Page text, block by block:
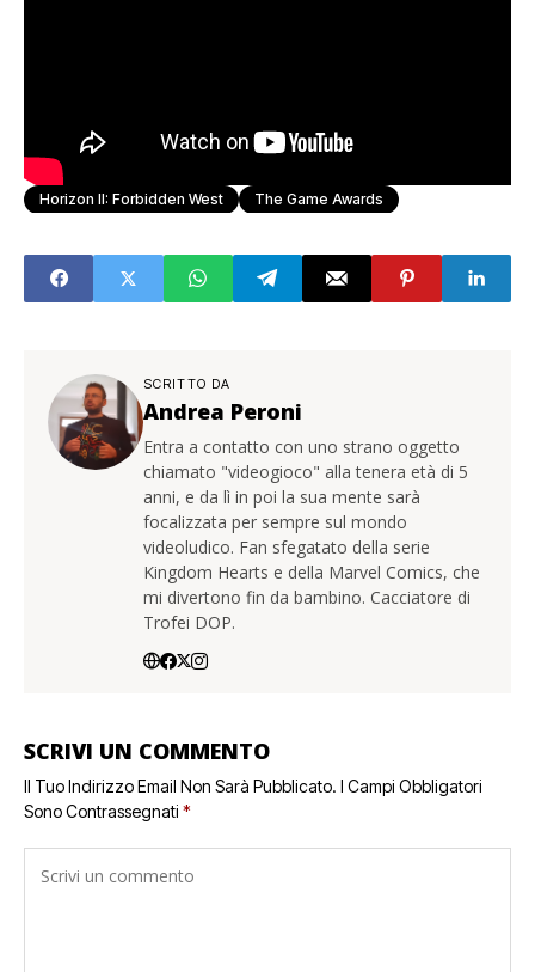
Horizon II: Forbidden West The Game Awards
SCRITTO DA
Andrea Peroni
Entra a contatto con uno strano oggetto
chiamato "videogioco" alla tenera età di 5
anni, e da lì in poi la sua mente sarà
focalizzata per sempre sul mondo
videoludico. Fan sfegatato della serie
Kingdom Hearts e della Marvel Comics, che
mi divertono fin da bambino. Cacciatore di
Trofei DOP.
SCRIVI UN COMMENTO
Il Tuo Indirizzo Email Non Sarà Pubblicato. I Campi Obbligatori
Sono Contrassegnati *